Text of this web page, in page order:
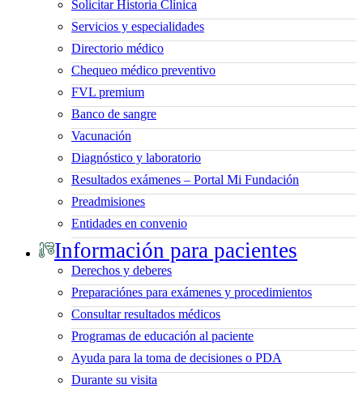
Solicitar Historia Clínica
Servicios y especialidades
Directorio médico
Chequeo médico preventivo
FVL premium
Banco de sangre
Vacunación
Diagnóstico y laboratorio
Resultados exámenes – Portal Mi Fundación
Preadmisiones
Entidades en convenio
Información para pacientes
Derechos y deberes
Preparaciónes para exámenes y procedimientos
Consultar resultados médicos
Programas de educación al paciente
Ayuda para la toma de decisiones o PDA
Durante su visita